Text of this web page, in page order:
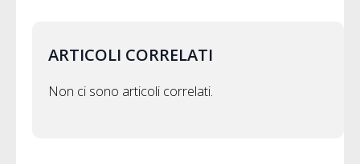
ARTICOLI CORRELATI
Non ci sono articoli correlati.